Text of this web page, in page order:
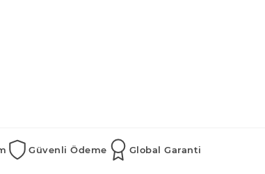
Güvenli Ödeme Global Garanti